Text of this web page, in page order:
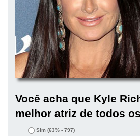
Você acha que Kyle
melhor atriz de todos
Sim (63% - 797)